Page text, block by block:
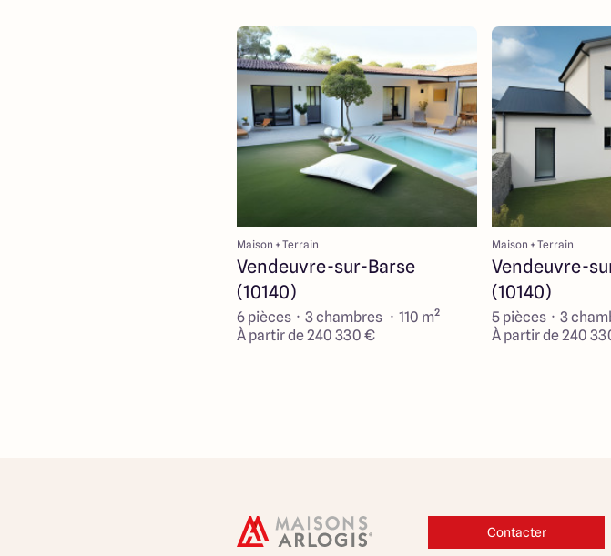
Maison + Terrain
Vendeuvre-sur-Barse
(10140)
6 pièces · 3 chambres · 110 m²
À partir de 240 330 €
Maison + Terrain
Vendeuvre-
(10140)
5 pièces · 3
À partir de 240
Contacter